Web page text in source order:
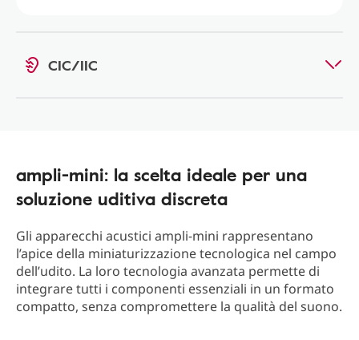
CIC/IIC
ampli-mini: la scelta ideale per una
soluzione uditiva discreta
Gli apparecchi acustici ampli-mini rappresentano
l’apice della miniaturizzazione tecnologica nel campo
dell’udito. La loro tecnologia avanzata permette di
integrare tutti i componenti essenziali in un formato
compatto, senza compromettere la qualità del suono.